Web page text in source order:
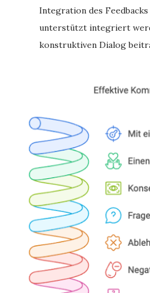
Integration des
unterstützt integriert
konstruktiven Dialog